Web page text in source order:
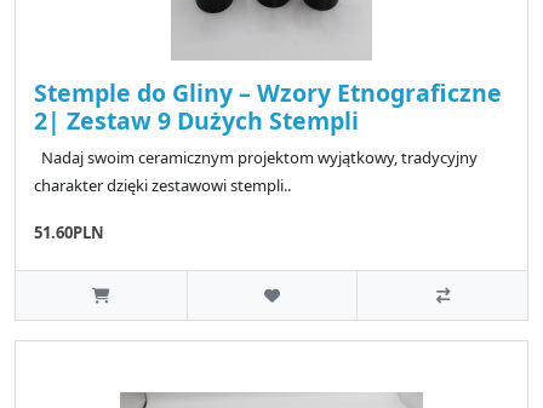
Stemple do Gliny – Wzory Etnograficzne
2| Zestaw 9 Dużych Stempli
Nadaj swoim ceramicznym projektom wyjątkowy, tradycyjny
charakter dzięki zestawowi stempli..
51.60PLN